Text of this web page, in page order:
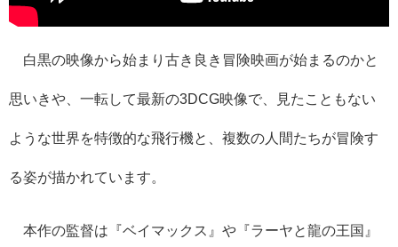
白黒の映像から始まり古き良き冒険映画が始まるのかと
思いきや、一転して最新の3DCG映像で、見たこともない
ような世界を特徴的な飛行機と、複数の人間たちが冒険す
る姿が描かれています。
本作の監督は『ベイマックス』や『ラーヤと龍の王国』